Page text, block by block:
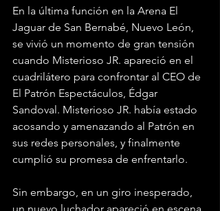
En la última función en la Arena El
Jaguar de San Bernabé, Nuevo León,
se vivió un momento de gran tensión
cuando Misterioso JR. apareció en el
cuadrilátero para confrontar al CEO de
El Patrón Espectáculos, Édgar
Sandoval. Misterioso JR. había estado
acosando y amenazando al Patrón en
sus redes personales, y finalmente
cumplió su promesa de enfrentarlo.
Sin embargo, en un giro inesperado,